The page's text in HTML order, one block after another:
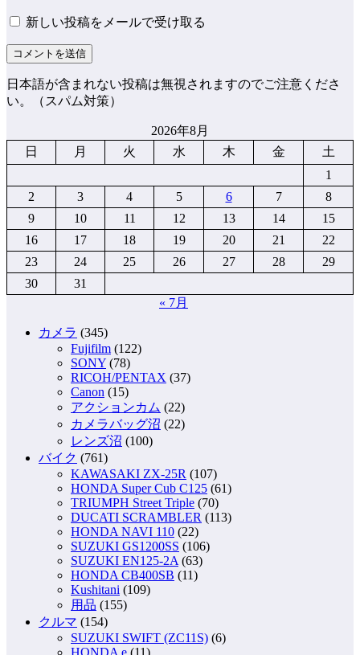
新しい投稿をメールで受け取る
日本語が含まれない投稿は無視されますのでご注意くださ
い。（スパム対策）
2026年8月
日
月 火 水 木 金
土
1
2
3 4 5 6 7
8
9
10 11 12 13 14
15
16
17 18 19 20 21
22
23
24 25 26 27 28
29
30
31
« 7月
カメラ (345)
Fujifilm (122)
SONY (78)
RICOH/PENTAX (37)
Canon (15)
アクションカム (22)
カメラバッグ沼 (22)
レンズ沼 (100)
バイク (761)
KAWASAKI ZX-25R (107)
HONDA Super Cub C125 (61)
TRIUMPH Street Triple (70)
DUCATI SCRAMBLER (113)
HONDA NAVI 110 (22)
SUZUKI GS1200SS (106)
SUZUKI EN125-2A (63)
HONDA CB400SB (11)
Kushitani (109)
用品 (155)
クルマ (154)
SUZUKI SWIFT (ZC11S) (6)